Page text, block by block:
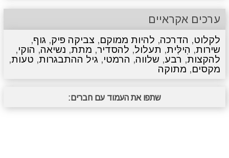
ערכים אקראיים
לקלוט, הדרכה, להיות ממוקם, צביקה פיק, גוף,
שירות, הִילִּית, תעלול, להסדיר, מתת, נשיאה, הוקי,
להקצות, רבע, שלווה, הרמטי, גיל ההתבגרות, טעות,
מקסים, מתוקה
שתפו את העמוד עם חברים: